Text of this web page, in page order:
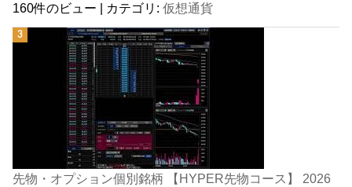
160件のビュー | カテゴリ:仮想通貨
先物・オプション個別銘柄 【HYPER先物コース】 2026